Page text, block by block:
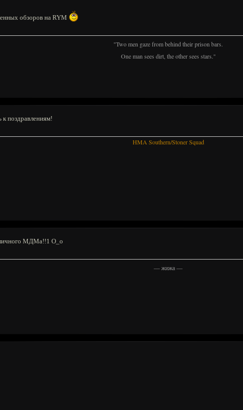
обзоров на RYM
"Two men gaze from behind their prison bars.
One man sees dirt, the other sees stars."
к поздравлениям!
HMA Southern/Stoner Squad
МДМа!!1 O_o
—жижа—